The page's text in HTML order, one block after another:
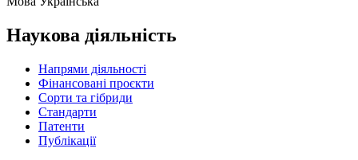
Наукова діяльність
Напрями діяльності
Фінансовані проєкти
Сорти та гібриди
Стандарти
Патенти
Публікації